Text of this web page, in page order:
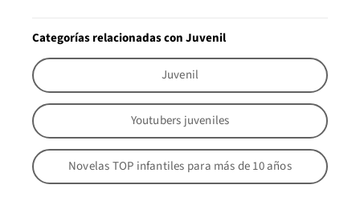
Categorías relacionadas con Juvenil
Juvenil
Youtubers juveniles
Novelas TOP infantiles para más de 10 años